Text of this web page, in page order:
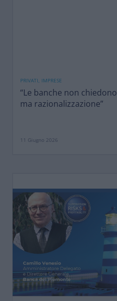
PRIVATI, IMPRESE
“Le banche non
ma razionalizzazione”
11 Giugno 2026